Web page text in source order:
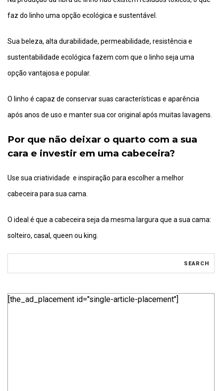
faz do linho uma opção ecológica e sustentável.
Sua beleza, alta durabilidade, permeabilidade, resistência e
sustentabilidade ecológica fazem com que o linho seja uma
opção vantajosa e popular.
O linho é capaz de conservar suas características e aparência
após anos de uso e manter sua cor original após muitas lavagens.
Por que não deixar o quarto com a sua
cara e investir em uma cabeceira?
Use sua criatividade e inspiração para escolher a melhor
cabeceira para sua cama.
O ideal é que a cabeceira seja da mesma largura que a sua cama:
solteiro, casal, queen ou king.
[the_ad_placement id="single-article-placement"]